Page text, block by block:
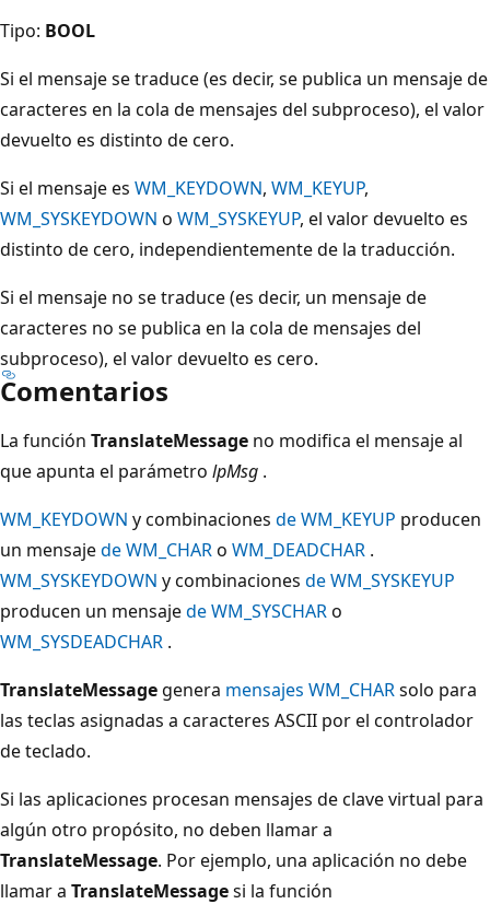
Tipo: BOOL
Si el mensaje se traduce (es decir, se publica un mensaje de
caracteres en la cola de mensajes del subproceso), el valor
devuelto es distinto de cero.
Si el mensaje es WM_KEYDOWN, WM_KEYUP,
WM_SYSKEYDOWN o WM_SYSKEYUP, el valor devuelto es
distinto de cero, independientemente de la traducción.
Si el mensaje no se traduce (es decir, un mensaje de
caracteres no se publica en la cola de mensajes del
subproceso), el valor devuelto es cero.
Comentarios
La función TranslateMessage no modifica el mensaje al
que apunta el parámetro lpMsg .
WM_KEYDOWN y combinaciones de WM_KEYUP producen
un mensajede WM_CHARo WM_DEADCHAR .
WM_SYSKEYDOWN y combinaciones de WM_SYSKEYUP
producen un mensajede WM_SYSCHARo
WM_SYSDEADCHAR .
TranslateMessage genera mensajes WM_CHARsolo para
las teclas asignadas a caracteres ASCII por el controlador
de teclado.
Si las aplicaciones procesan mensajes de clave virtual para
algún otro propósito, no deben llamar a
TranslateMessage. Por ejemplo, una aplicación no debe
llamar a TranslateMessagesi la función